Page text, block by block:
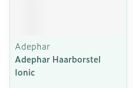
Adephar
Adephar Haarborstel
Ionic